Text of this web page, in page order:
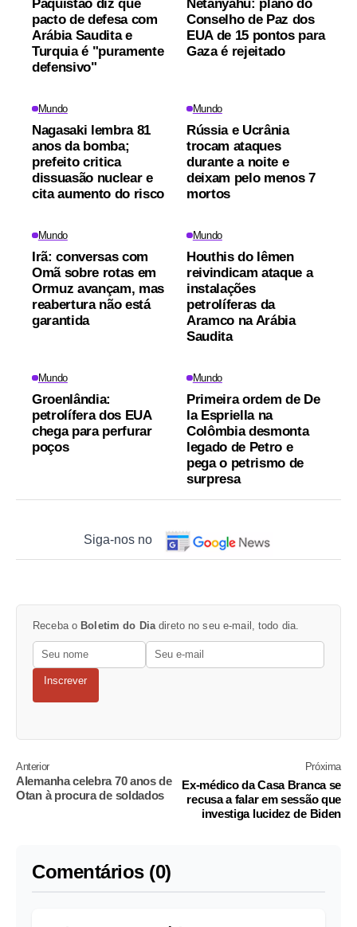
Paquistão diz que
pacto de defesa com
Arábia Saudita e
Turquia é "puramente
defensivo"
Netanyahu: plano do
Conselho de Paz dos
EUA de 15 pontos para
Gaza é rejeitado
Mundo
Nagasaki lembra 81
anos da bomba;
prefeito critica
dissuasão nuclear e
cita aumento do risco
Mundo
Rússia e Ucrânia
trocam ataques
durante a noite e
deixam pelo menos 7
mortos
Mundo
Irã: conversas com
Omã sobre rotas em
Ormuz avançam, mas
reabertura não está
garantida
Mundo
Houthis do Iêmen
reivindicam ataque a
instalações
petrolíferas da
Aramco na Arábia
Saudita
Mundo
Groenlândia:
petrolífera dos EUA
chega para perfurar
poços
Mundo
Primeira ordem de De
la Espriella na
Colômbia desmonta
legado de Petro e
pega o petrismo de
surpresa
Siga-nos no
Receba o Boletim do Diadireto no seu e-mail, todo dia.
Inscrever
Anterior
Alemanha celebra 70 anos de
Otan à procura de soldados
Próxima
Ex-médico da Casa Branca se
recusa a falar em sessão que
investiga lucidez de Biden
Comentários (0)